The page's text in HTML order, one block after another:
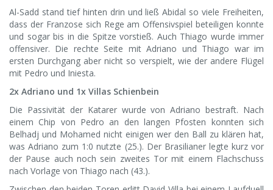
Al-Sadd stand tief hinten drin und ließ Abidal so viele Freiheiten,
dass der Franzose sich Rege am Offensivspiel beteiligen konnte
und sogar bis in die Spitze vorstieß. Auch Thiago wurde immer
offensiver. Die rechte Seite mit Adriano und Thiago war im
ersten Durchgang aber nicht so verspielt, wie der andere Flügel
mit Pedro und Iniesta.
2x Adriano und 1x Villas Schienbein
Die Passivität der Katarer wurde von Adriano bestraft. Nach
einem Chip von Pedro an den langen Pfosten konnten sich
Belhadj und Mohamed nicht einigen wer den Ball zu klären hat,
was Adriano zum 1:0 nutzte (25.). Der Brasilianer legte kurz vor
der Pause auch noch sein zweites Tor mit einem Flachschuss
nach Vorlage von Thiago nach (43.).